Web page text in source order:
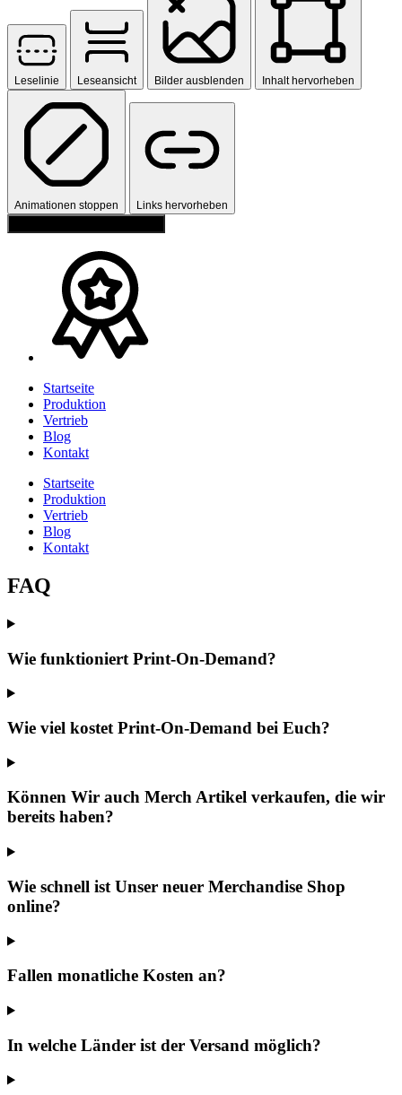
Leselinie Leseansicht Bilder ausblenden Inhalt hervorheben
Animationen stoppen Links hervorheben
Startseite
Produktion
Vertrieb
Blog
Kontakt
Startseite
Produktion
Vertrieb
Blog
Kontakt
FAQ
Wie funktioniert Print-On-Demand?
Wie viel kostet Print-On-Demand bei Euch?
Können Wir auch Merch Artikel verkaufen, die wir
bereits haben?
Wie schnell ist Unser neuer Merchandise Shop
online?
Fallen monatliche Kosten an?
In welche Länder ist der Versand möglich?